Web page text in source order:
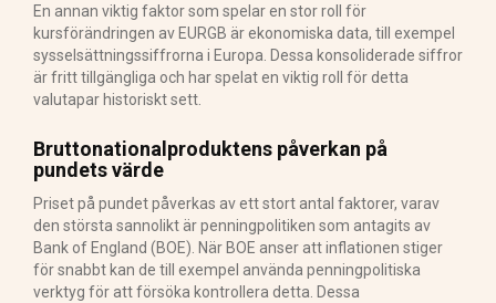
En annan viktig faktor som spelar en stor roll för
kursförändringen av EURGB är ekonomiska data, till exempel
sysselsättningssiffrorna i Europa. Dessa konsoliderade siffror
är fritt tillgängliga och har spelat en viktig roll för detta
valutapar historiskt sett.
Bruttonationalproduktens påverkan på
pundets värde
Priset på pundet påverkas av ett stort antal faktorer, varav
den största sannolikt är penningpolitiken som antagits av
Bank of England (BOE). När BOE anser att inflationen stiger
för snabbt kan de till exempel använda penningpolitiska
verktyg för att försöka kontrollera detta. Dessa